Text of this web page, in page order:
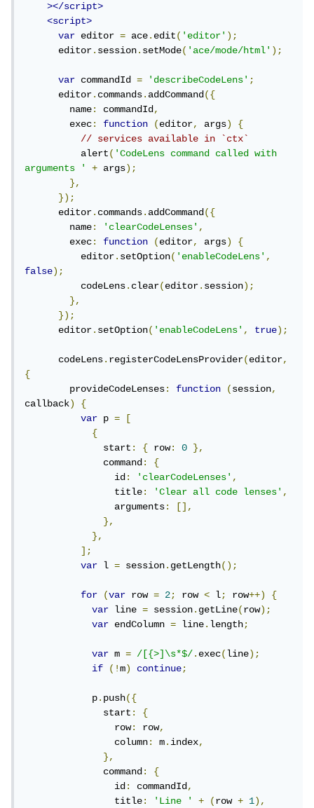
></script>
<script>
var editor = ace.edit('editor');
      editor
.session.setMode('ace/mode/html');
var commandId = 'describeCodeLens';
      editor
.commands.addCommand({
        name
: commandId,
        exec
: function (editor, args)
{
// services available in `ctx`
          alert
('CodeLens command called with
arguments '
+ args);
},
});
      editor
.commands.addCommand({
        name
: 'clearCodeLenses',
        exec
: function (editor, args)
{
          editor
.setOption('enableCodeLens',
false);
          codeLens
.clear(editor.session);
},
});
      editor
.setOption('enableCodeLens', true);
      codeLens
.registerCodeLensProvider(editor,
{
        provideCodeLenses
: function (session,
callback)
{
var p =
[
{
              start
: { row: 0
},
              command
:
{
                id
: 'clearCodeLenses',
                title
: 'Clear all code lenses',
                arguments
:
[],
},
},
];
var l = session.getLength();
for (var row = 2; row < l; row++)
{
var line = session.getLine(row);
var endColumn = line.length;
var m = /[{>]\s*$/.exec(line);
if
(!m) continue;
            p
.push({
              start
:
{
                row
: row,
                column
: m.index,
},
              command
:
{
                id
: commandId,
                title
: 'Line ' + (row + 1),